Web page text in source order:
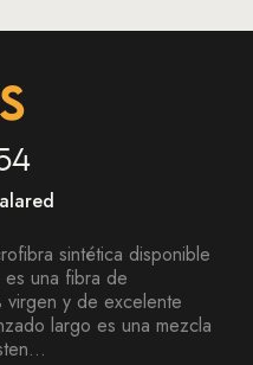
sintética disponible
una fibra de
y de excelente
largo es una mezcla